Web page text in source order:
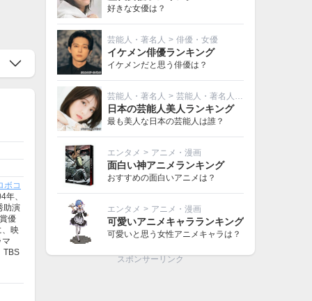
ボコ
、
助演
優
、映
マ
TBS
好きな女優は？
芸能人・著名人 > 俳優・女優
イケメン俳優ランキング
イケメンだと思う俳優は？
芸能人・著名人 > 芸能人・著名人その他
日本の芸能人美人ランキング
最も美人な日本の芸能人は誰？
エンタメ > アニメ・漫画
面白い神アニメランキング
おすすめの面白いアニメは？
エンタメ > アニメ・漫画
可愛いアニメキャラランキング
可愛いと思う女性アニメキャラは？
スポンサーリンク